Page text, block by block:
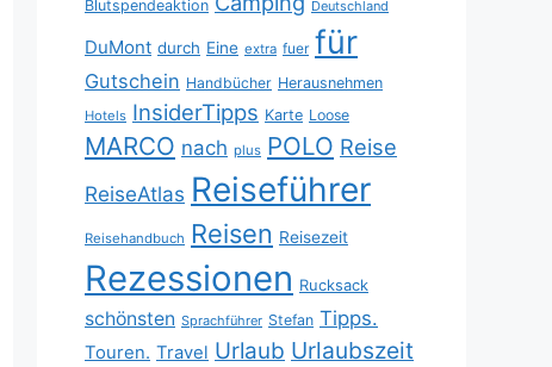
Blutspendeaktion Deutschland
DuMont durch Eine extra fuer für
Gutschein Handbücher Herausnehmen
Hotels InsiderTipps Karte Loose
MARCO nach plus POLO Reise
ReiseAtlas Reiseführer
Reisehandbuch Reisen Reisezeit
Rezessionen Rucksack
schönsten Sprachführer Stefan Tipps.
Touren. Travel Urlaub Urlaubszeit